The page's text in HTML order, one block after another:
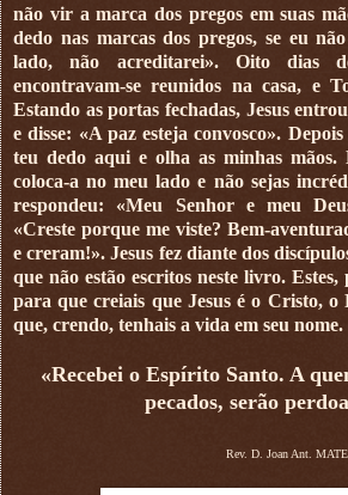
não vir a marca dos pregos em suas
dedo nas marcas dos pregos, se eu
lado, não acreditarei». Oito dias
encontravam-se reunidos na casa, e
Estando as portas fechadas, Jesus
e disse: «A paz esteja convosco».
teu dedo aqui e olha as minhas mãos.
coloca-a no meu lado e não sejas
respondeu: «Meu Senhor e meu
«Creste porque me viste? Bem-
e creram!». Jesus fez diante dos
que não estão escritos neste livro.
para que creiais que Jesus é o Cristo, o
que, crendo, tenhais a vida em seu nome.
«Recebei o Espírito Santo. A
pecados, serão
Rev. D. Joan Ant.